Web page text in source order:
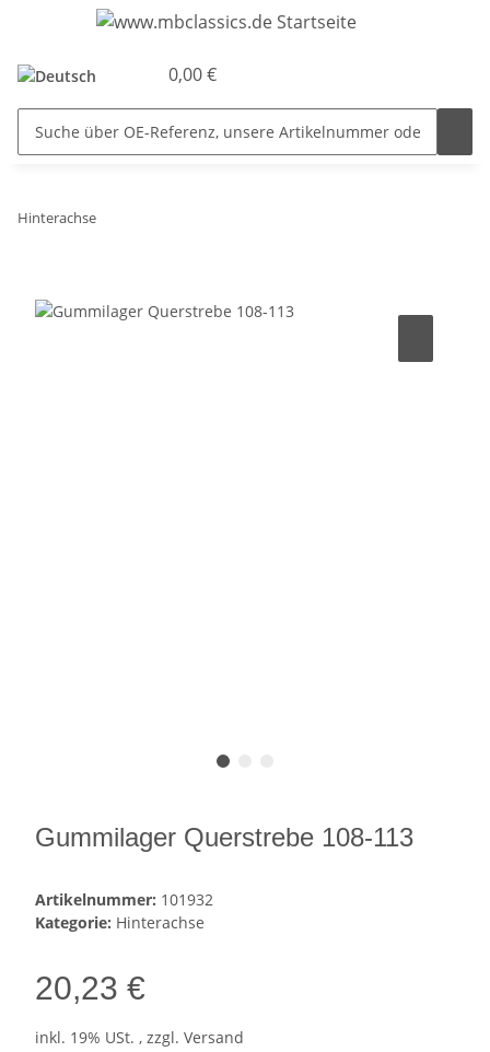
0,00 €
Hinterachse
Gummilager Querstrebe 108-113
Artikelnummer: 101932
Kategorie: Hinterachse
20,23 €
inkl. 19% USt. , zzgl. Versand